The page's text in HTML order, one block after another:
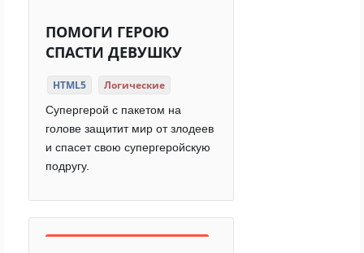
ПОМОГИ ГЕРОЮ
СПАСТИ ДЕВУШКУ
HTML5 Логические
Супергерой с пакетом на
голове защитит мир от злодеев
и спасет свою супергеройскую
подругу.